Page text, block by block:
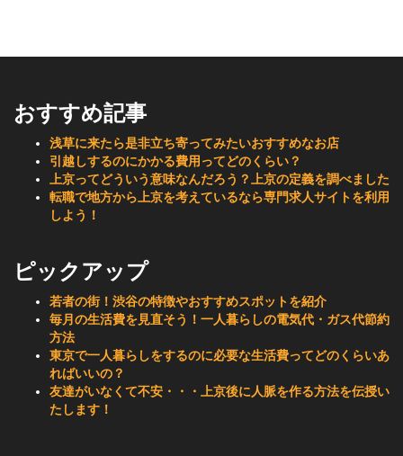
おすすめ記事
浅草に来たら是非立ち寄ってみたいおすすめなお店
引越しするのにかかる費用ってどのくらい？
上京ってどういう意味なんだろう？上京の定義を調べました
転職で地方から上京を考えているなら専門求人サイトを利用
しよう！
ピックアップ
若者の街！渋谷の特徴やおすすめスポットを紹介
毎月の生活費を見直そう！一人暮らしの電気代・ガス代節約
方法
東京で一人暮らしをするのに必要な生活費ってどのくらいあ
ればいいの？
友達がいなくて不安・・・上京後に人脈を作る方法を伝授い
たします！